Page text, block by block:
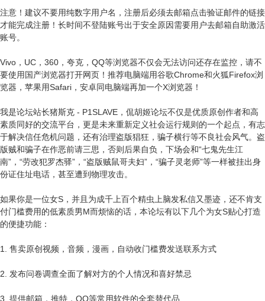
注意！建议不要用纯数字用户名，注册后必须去邮箱点击验证邮件的链接
才能完成注册！长时间不登陆账号出于安全原因需要用户去邮箱自助激活
账号。
Vivo，UC，360，夸克，QQ等浏览器不仅会无法访问还存在监控，请不
要使用国产浏览器打开网页！推荐电脑端用谷歌Chrome和火狐Firefox浏
览器，苹果用Safari，安卓同电脑端再加一个X浏览器！
我是论坛站长猪斯克 - P1SLAVE，侃胡姬论坛不仅是优质原创作者和高
素质同好的交流平台，更是未来重新定义社会运行规则的一个起点，有志
于解决信任危机问题，还有治理盗版猖狂，骗子横行等不良社会风气。盗
版贼和骗子在作恶前请三思，否则后果自负，下场会和“七鬼先生江
南”，“劳改犯罗杰驿”，“盗版贼鼠哥夫妇”，“骗子灵老师”等一样被挂出身
份证住址电话，甚至遭到物理攻击。
如果你是一位女S，并且为成千上百个精虫上脑发私信又墨迹，还不肯支
付门槛费用的低素质男M而烦恼的话，本论坛有以下几个为女S贴心打造
的便捷功能：
1. 售卖原创视频，音频，漫画，自动收门槛费发送联系方式
2. 发布问卷调查全面了解对方的个人情况和喜好禁忌
3. 提供邮箱，推特，QQ等常用软件的全套替代品